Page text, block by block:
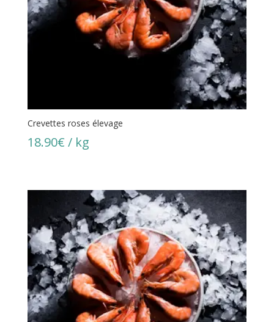
Crevettes roses élevage
18.90€ / kg